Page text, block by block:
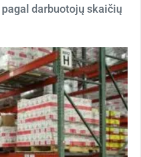
darbuotojų skaičių